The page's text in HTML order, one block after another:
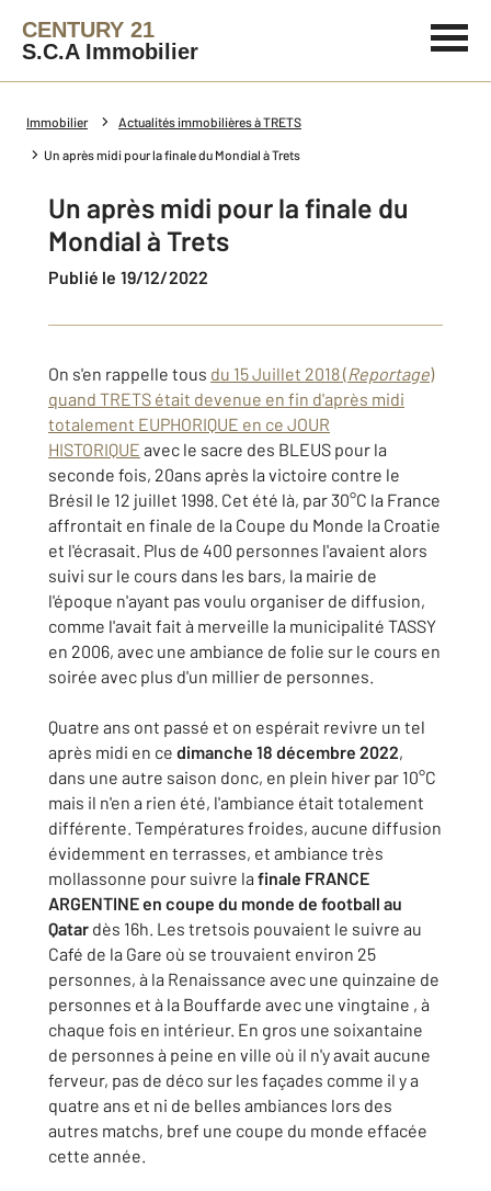
CENTURY 21
S.C.A Immobilier
Immobilier Actualités immobilières à TRETS
Un après midi pour la finale du Mondial à Trets
Un après midi pour la finale du
Mondial à Trets
Publié le 19/12/2022
On s'en rappelle tous du 15 Juillet 2018 (Reportage)
quand TRETS était devenue en fin d'après midi
totalement EUPHORIQUE en ce JOUR
HISTORIQUE avec le sacre des BLEUS pour la
seconde fois, 20ans après la victoire contre le
Brésil le 12 juillet 1998. Cet été là, par 30°C la France
affrontait en finale de la Coupe du Monde la Croatie
et l'écrasait. Plus de 400 personnes l'avaient alors
suivi sur le cours dans les bars, la mairie de
l'époque n'ayant pas voulu organiser de diffusion,
comme l'avait fait à merveille la municipalité TASSY
en 2006, avec une ambiance de folie sur le cours en
soirée avec plus d'un millier de personnes.
Quatre ans ont passé et on espérait revivre un tel
après midi en ce dimanche 18 décembre 2022,
dans une autre saison donc, en plein hiver par 10°C
mais il n'en a rien été, l'ambiance était totalement
différente. Températures froides, aucune diffusion
évidemment en terrasses, et ambiance très
mollassonne pour suivre la finale FRANCE
ARGENTINE en coupe du monde de football au
Qatar dès 16h. Les tretsois pouvaient le suivre au
Café de la Gare où se trouvaient environ 25
personnes, à la Renaissance avec une quinzaine de
personnes et à la Bouffarde avec une vingtaine , à
chaque fois en intérieur. En gros une soixantaine
de personnes à peine en ville où il n'y avait aucune
ferveur, pas de déco sur les façades comme il y a
quatre ans et ni de belles ambiances lors des
autres matchs, bref une coupe du monde effacée
cette année.